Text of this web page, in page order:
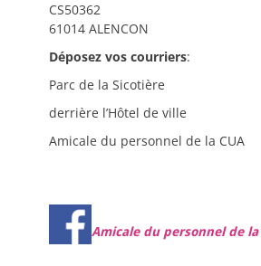
CS50362
61014 ALENCON
Déposez vos courriers:
Parc de la Sicotière
derrière l’Hôtel de ville
Amicale du personnel de la CUA
Amicale du personnel de la